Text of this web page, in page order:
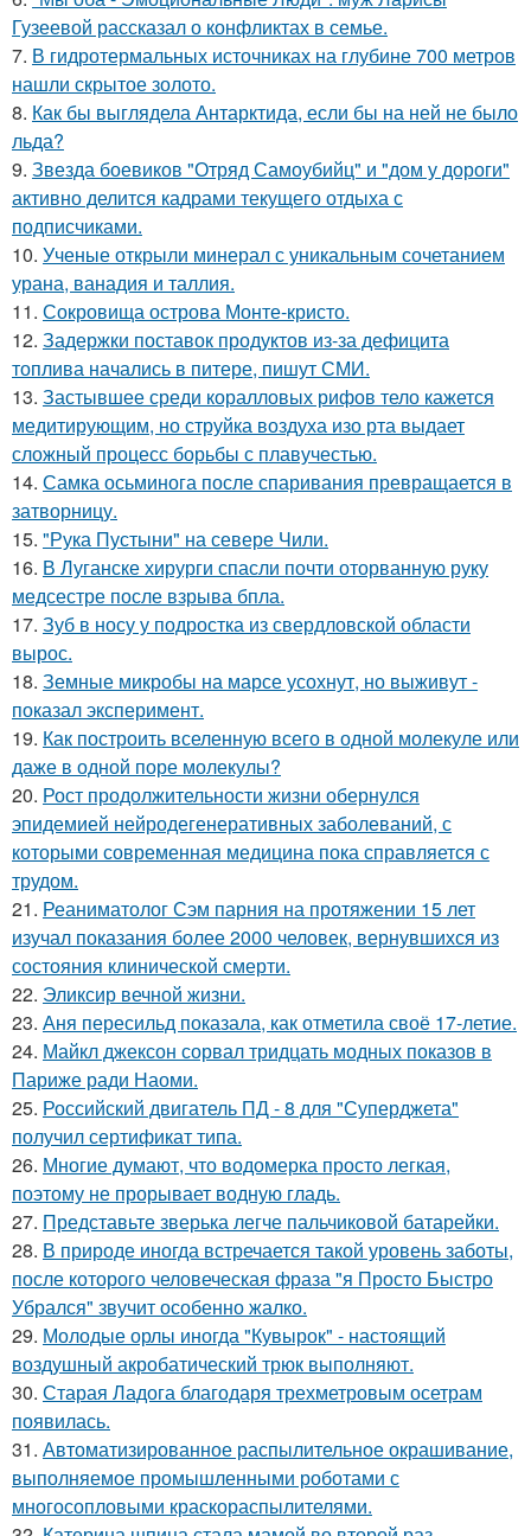
Гузеевой рассказал о конфликтах в семье.
7. В гидротермальных источниках на глубине 700 метров
нашли скрытое золото.
8. Как бы выглядела Антарктида, если бы на ней не было
льда?
9. Звезда боевиков "Отряд Самоубийц" и "дом у дороги"
активно делится кадрами текущего отдыха с
подписчиками.
10. Ученые открыли минерал с уникальным сочетанием
урана, ванадия и таллия.
11. Сокровища острова Монте-кристо.
12. Задержки поставок продуктов из-за дефицита
топлива начались в питере, пишут СМИ.
13. Застывшее среди коралловых рифов тело кажется
медитирующим, но струйка воздуха изо рта выдает
сложный процесс борьбы с плавучестью.
14. Самка осьминога после спаривания превращается в
затворницу.
15. "Рука Пустыни" на севере Чили.
16. В Луганске хирурги спасли почти оторванную руку
медсестре после взрыва бпла.
17. Зуб в носу у подростка из свердловской области
вырос.
18. Земные микробы на марсе усохнут, но выживут -
показал эксперимент.
19. Как построить вселенную всего в одной молекуле или
даже в одной поре молекулы?
20. Рост продолжительности жизни обернулся
эпидемией нейродегенеративных заболеваний, с
которыми современная медицина пока справляется с
трудом.
21. Реаниматолог Сэм парния на протяжении 15 лет
изучал показания более 2000 человек, вернувшихся из
состояния клинической смерти.
22. Эликсир вечной жизни.
23. Аня пересильд показала, как отметила своё 17-летие.
24. Майкл джексон сорвал тридцать модных показов в
Париже ради Наоми.
25. Российский двигатель ПД - 8 для "Суперджета"
получил сертификат типа.
26. Многие думают, что водомерка просто легкая,
поэтому не прорывает водную гладь.
27. Представьте зверька легче пальчиковой батарейки.
28. В природе иногда встречается такой уровень заботы,
после которого человеческая фраза "я Просто Быстро
Убрался" звучит особенно жалко.
29. Молодые орлы иногда "Кувырок" - настоящий
воздушный акробатический трюк выполняют.
30. Старая Ладога благодаря трехметровым осетрам
появилась.
31. Автоматизированное распылительное окрашивание,
выполняемое промышленными роботами с
многосопловыми краскораспылителями.